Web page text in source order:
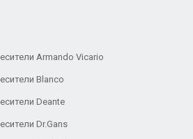
Armando Vicario
Blanco
Deante
Dr.Gans